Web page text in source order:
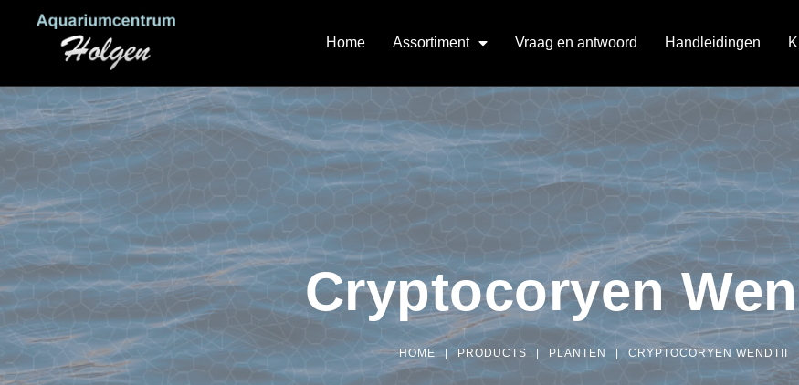
Home Assortiment Vraag en antwoord Handleidingen
Cryptocoryen
HOME | PRODUCTS PLANTEN CRYPTOCORYEN WENDTII